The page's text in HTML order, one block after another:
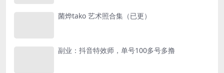
菌烨tako 艺术照合集（已更）
副业：抖音特效师，单号100多号多撸